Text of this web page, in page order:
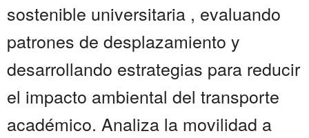
sostenible universitaria , evaluando
patrones de desplazamiento y
desarrollando estrategias para reducir
el impacto ambiental del transporte
académico. Analiza la movilidad a